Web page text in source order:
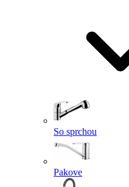
So sprchou
Pakove